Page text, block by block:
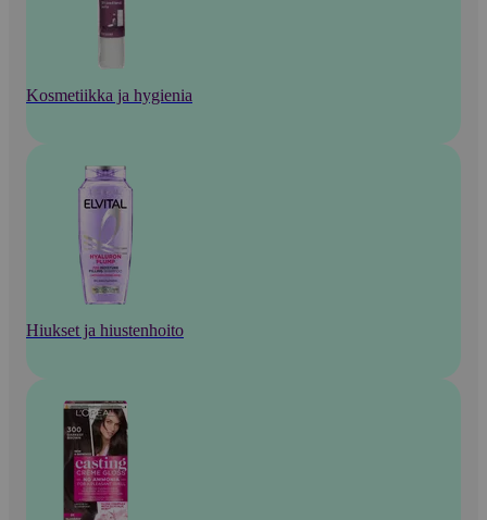
Kosmetiikka ja hygienia
Hiukset ja hiustenhoito